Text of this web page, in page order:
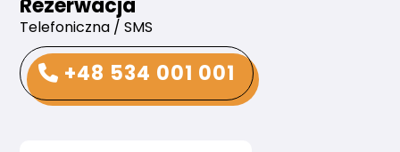
Rezerwacja
Telefoniczna / SMS
+48 534 001 001